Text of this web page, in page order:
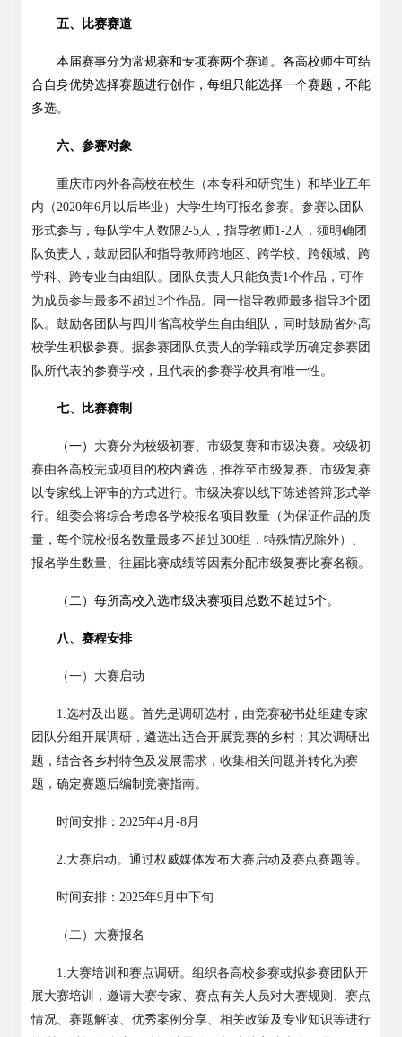
五、比赛赛道
本届赛事分为常规赛和专项赛两个赛道。各高校师生可结
合自身优势选择赛题进行创作，每组只能选择一个赛题，不能
多选。
六、参赛对象
重庆市内外各高校在校生（本专科和研究生）和毕业五年
内（2020年6月以后毕业）大学生均可报名参赛。参赛以团队
形式参与，每队学生人数限2-5人，指导教师1-2人，须明确团
队负责人，鼓励团队和指导教师跨地区、跨学校、跨领域、跨
学科、跨专业自由组队。
团队负责人只能负责1个作品，可作
为成员参与最多不超过3个作品。同一指导教师最多指导3个团
队。 鼓励各团队与四川省高校学生自由组队，同时鼓励省外高
校学生积极参赛。据参赛团队负责人的学籍或学历确定参赛团
队所代表的参赛学校，且代表的参赛学校具有唯一性。
七、比赛赛制
（一） 大赛分为校级初赛、市级复赛和市级决赛。校级初
赛由各高校完成项目的校内遴选，推荐至市级复赛。市级复赛
以专家线上评审的方式进行。市级决赛以线下陈述答辩形式举
行。组委会将综合考虑各学校报名项目数量 （为保证作品的质
量，每个院校报名数量最多不超过300组，特殊情况除外） 、
报名学生数量、往届比赛成绩等因素分配市级复赛比赛名额。
（二）每所高校入选市级决赛项目总数不超过5个。
八、赛程安排
（一）大赛启动
1.选村及出题。首先是调研选村，由竞赛秘书处组建专家
团队分组开展调研，遴选出适合开展竞赛的乡村；其次调研出
题，结合各乡村特色及发展需求，收集相关问题并转化为赛
题，确定赛题后编制竞赛指南。
时间安排： 2025年4月 -8月
2.大赛启动。通过权威媒体发布大赛启动及赛点赛题等。
时间安排： 2025年9月 中下旬
（二）大赛报名
1.大赛培训和赛点调研。组织各高校参赛或拟参赛团队开
展大赛培训，邀请大赛专家、赛点有关人员对大赛规则、赛点
情况、赛题解读、优秀案例分享、相关政策及专业知识等进行